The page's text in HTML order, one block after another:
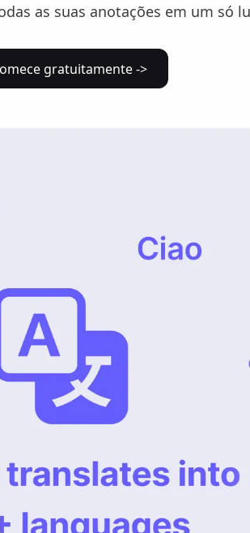
as suas anotações em um só
gratuitamente ->